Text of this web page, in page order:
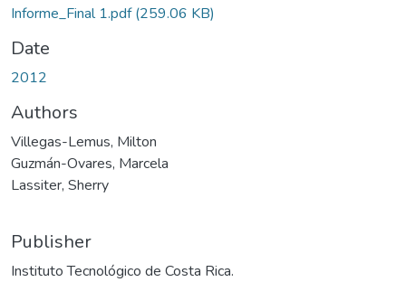
Informe_Final 1.pdf(259.06 KB)
Date
2012
Authors
Villegas-Lemus, Milton
Guzmán-Ovares, Marcela
Lassiter, Sherry
Publisher
Instituto Tecnológico de Costa Rica.